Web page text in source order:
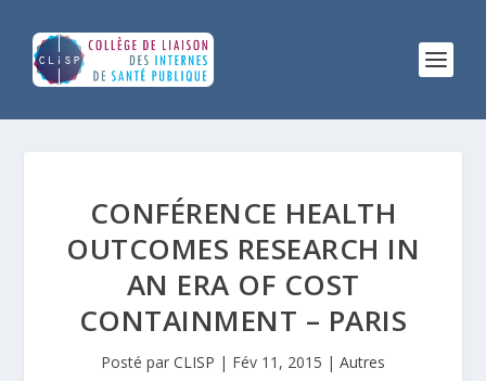
CONFÉRENCE HEALTH
OUTCOMES RESEARCH IN
AN ERA OF COST
CONTAINMENT – PARIS
Posté par CLISP | Fév 11, 2015 | Autres